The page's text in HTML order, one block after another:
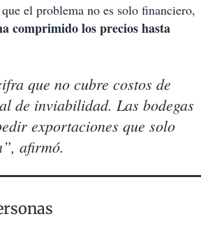
el problema no es solo financiero,
comprimido los precios hasta
que no cubre costos de
de inviabilidad. Las bodegas
exportaciones que solo
afirmó.